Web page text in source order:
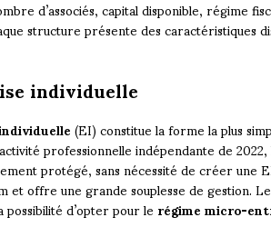
d’associés, capital disponible, régime
structure présente des caractéristiques
individuelle
(EI) constitue la forme la plus
professionnelle indépendante de
protégé, sans nécessité de créer une
et offre une grande souplesse de gestion.
d’opter pour lerégime micro-